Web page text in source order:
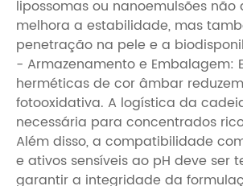
lipossomas ou nanoemulsões não
melhora a estabilidade, mas
penetração na pele e a
- Armazenamento e Embalagem:
herméticas de cor âmbar
fotooxidativa. A logística da
necessária para concentrados
Além disso, a compatibilidade
e ativos sensíveis ao pH deve ser
garantir a integridade da